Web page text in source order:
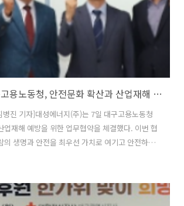
으로서 보..
대성에너지-대구고용노동청, 안전문화 확산과 산업재해 예방 위한 업무협약 체결
진 기자]대성에너지(주)는 7일 대구고용노동청
업재해 예방을 위한 업무협약을 체결했다. 이번 협
의 생명과 안전을 최우선 가치로 여기고 안전하고
전문화 행사 협력. 상호 안전관리 방안 및 정보교
밀히 협력키로 했다. 따라서 지역 시민들이 접하